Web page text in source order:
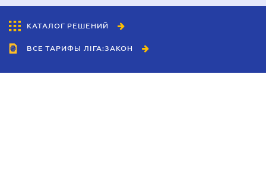
КАТАЛОГ РЕШЕНИЙ
ВСЕ ТАРИФЫ ЛІГА:ЗАКОН